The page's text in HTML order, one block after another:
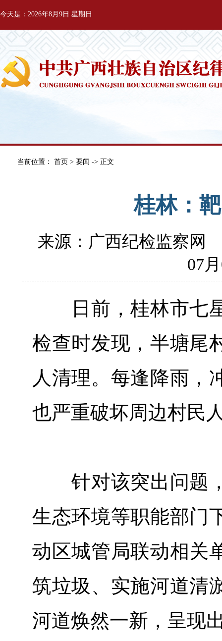
今天是：2026年8月9日 星期日
当前位置： 首页 > 要闻 -> 正文
桂林：
来源：广西纪检监察
07
日前，桂林市七星
检查时发现，半塘尾
人清理。每逢降雨，
也严重破坏周边村民
针对该突出问题，
生态环境等职能部门
动区城管局联动相关
筑垃圾、实施河道清
河道焕然一新，呈现